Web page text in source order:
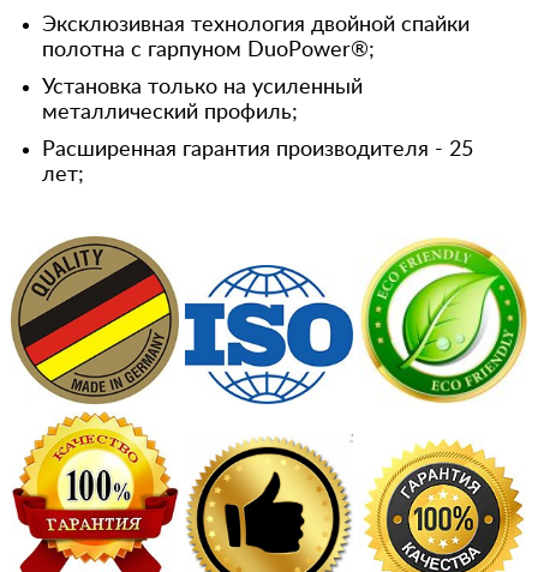
Эксклюзивная технология двойной спайки
полотна с гарпуном DuoPower®;
Установка только на усиленный
металлический профиль;
Расширенная гарантия производителя - 25
лет;